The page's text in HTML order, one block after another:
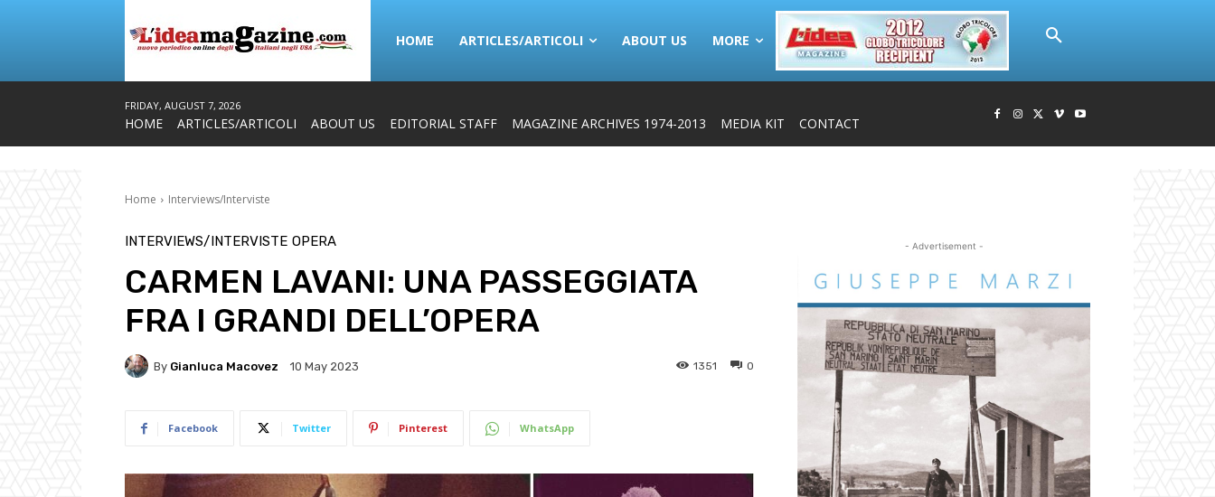
HOME ARTICLES/ARTICOLI ABOUT US MORE
FRIDAY, AUGUST 7, 2026
HOME ARTICLES/ARTICOLI ABOUT US EDITORIAL STAFF MAGAZINE ARCHIVES 1974-2013 MEDIA KIT CONTACT
Home Interviews/Interviste
INTERVIEWS/INTERVISTE OPERA
CARMEN LAVANI: UNA PASSEGGIATA
FRA I GRANDI DELL’OPERA
By Gianluca Macovez 10 May 2023 0
1351
Facebook Twitter Pinterest WhatsApp
- Advertisement -